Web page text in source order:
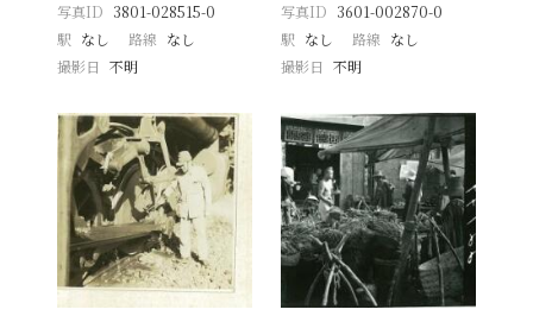
写真ID 3801-028515-0
駅 なし 路線 なし
撮影日
不明
写真ID 3601-002870-0
駅 なし 路線 なし
撮影日 不明